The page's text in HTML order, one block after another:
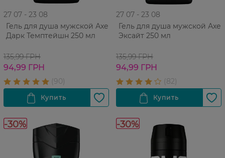
27 07 - 23 08
Гель для душа мужской Аxe
Дарк Темптейшн 250 мл
135,99 ГРН
94,99 ГРН
27 07 - 23 08
Гель для душа мужской Аxe
Эксайт 250 мл
135,99 ГРН
94,99 ГРН
-30% -30%